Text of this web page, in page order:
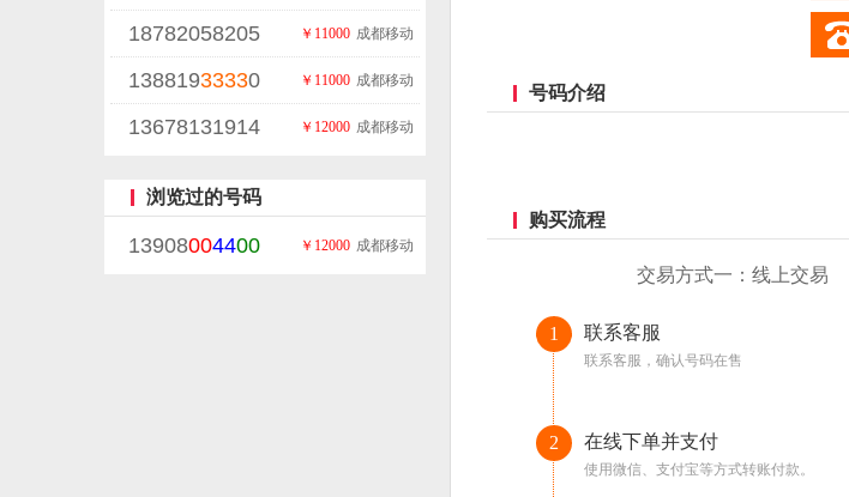
18782058205 成都移动
￥11000
13881933330 成都移动
￥11000
13678131914 成都移动
￥12000
浏览过的号码
13908004400 成都移动
￥12000
号码介绍
购买流程
交易方式一：线上交易
1 联系客服
联系客服，确认号码在售
2 在线下单并支付
使用微信、支付宝等方式转账付款。